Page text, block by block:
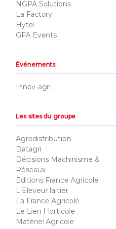
NGPA Solutions
La Factory
Hytel
GFA Events
Événements
Innov-agri
Les sites du groupe
Agrodistribution
Datagri
Décisions Machinisme &
Réseaux
Editions France Agricole
L'Eleveur laitier
La France Agricole
Le Lien Horticole
Matériel Agricole